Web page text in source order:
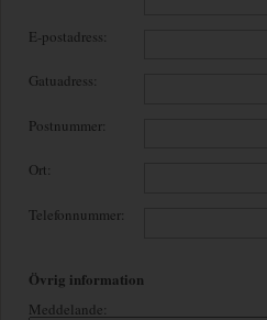
E-postadress:
Gatuadress:
Postnummer:
Ort:
Telefonnummer:
Övrig information
Meddelande: